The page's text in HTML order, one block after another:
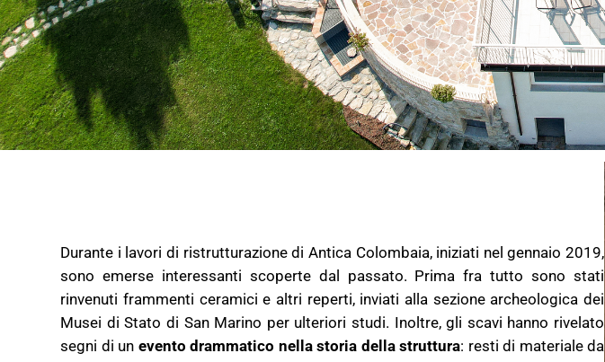
Durante i lavori di ristrutturazione di Antica Colombaia, iniziati nel gennaio 2019,
sono emerse interessanti scoperte dal passato. Prima fra tutto sono stati
rinvenuti frammenti ceramici e altri reperti, inviati alla sezione archeologica dei
Musei di Stato di San Marino per ulteriori studi. Inoltre, gli scavi hanno rivelato
segni di un evento drammatico nella storia della struttura: resti di materiale da